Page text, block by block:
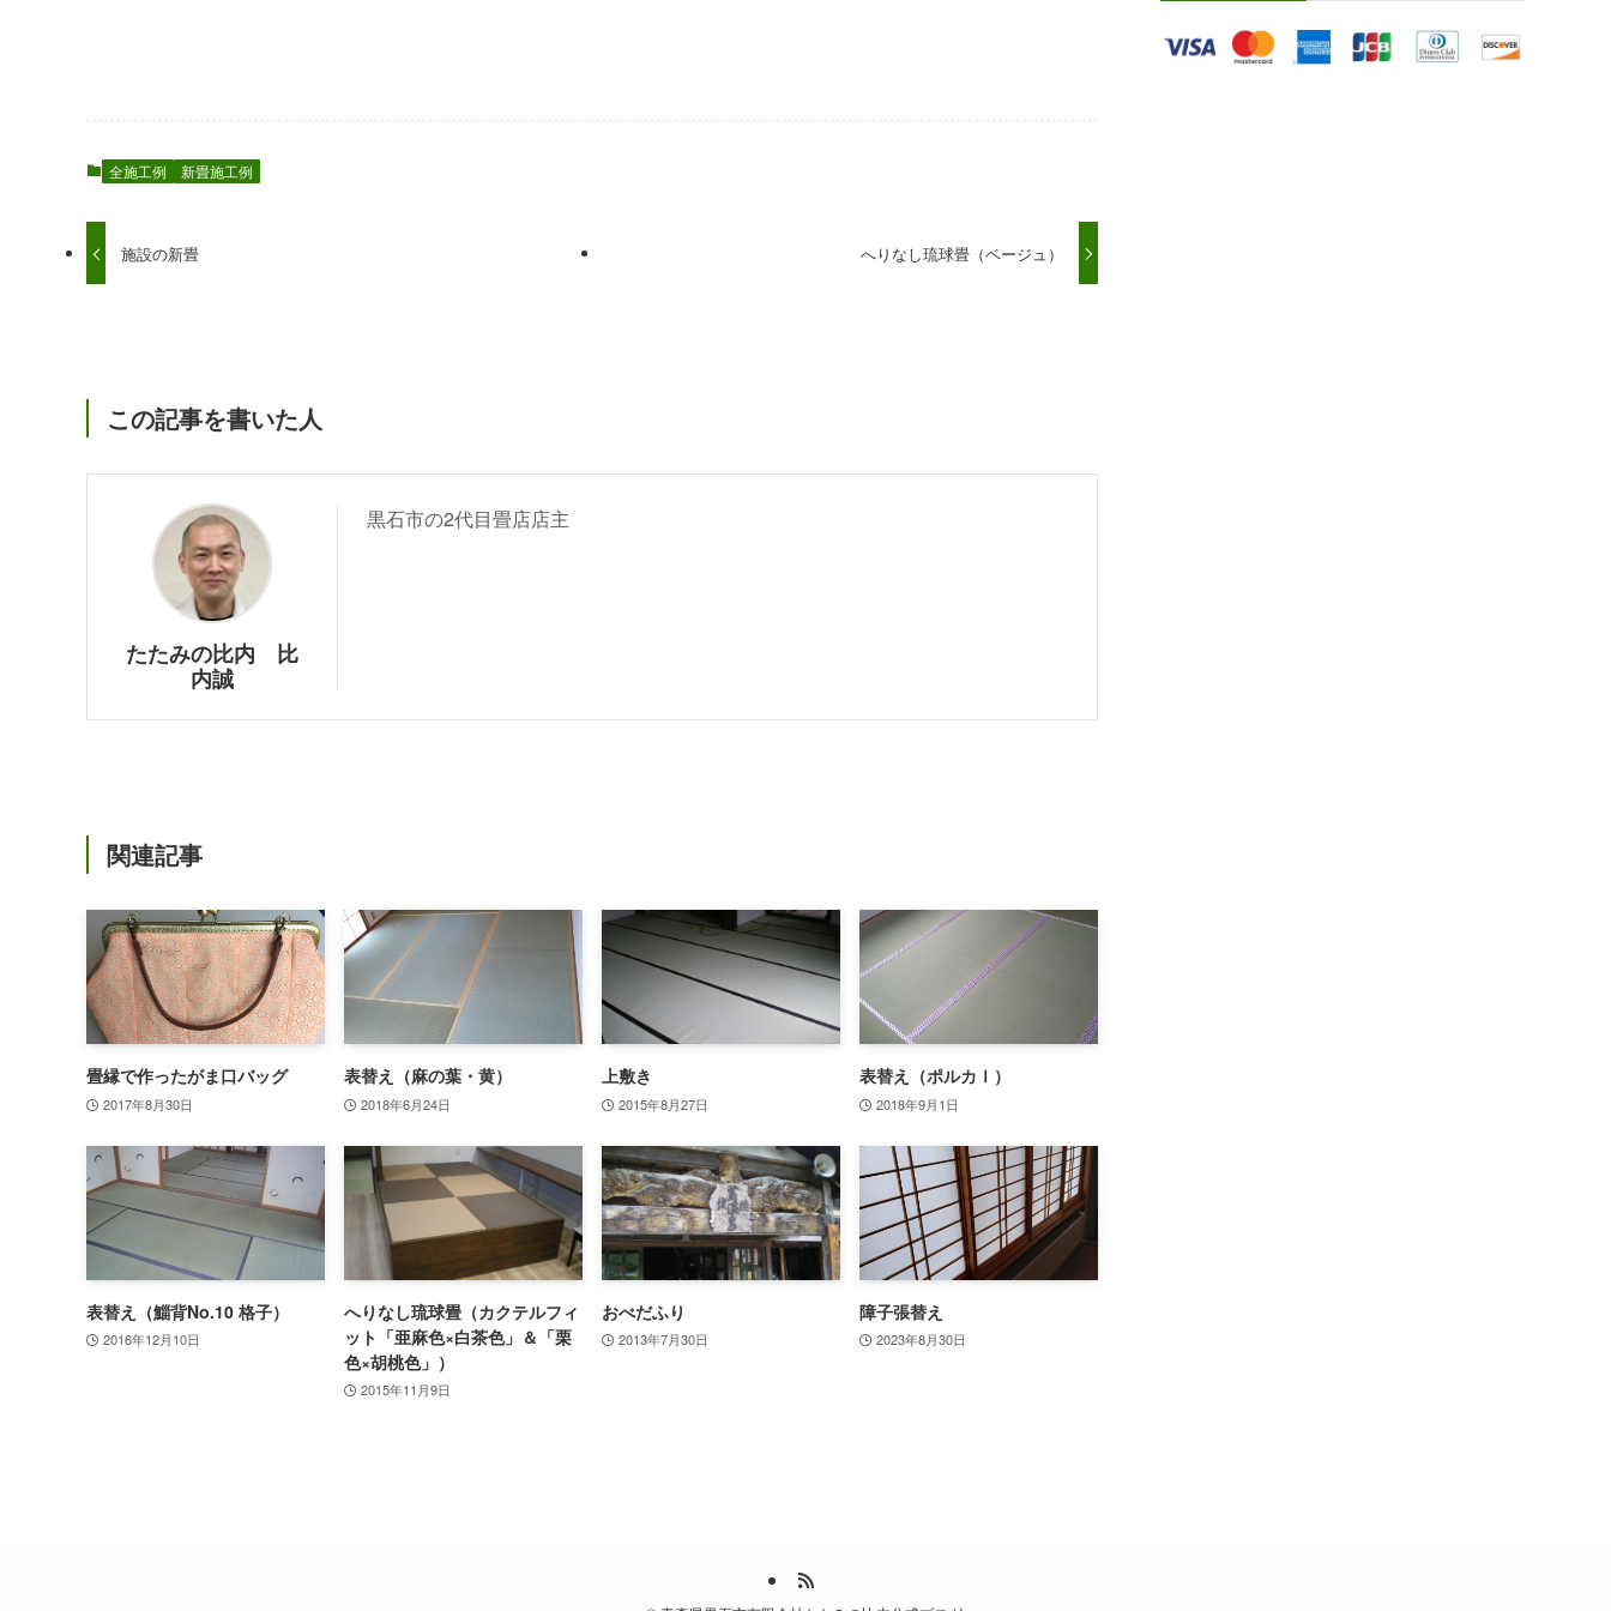
全施工例 新畳施工例
施設の新畳 へりなし琉球畳（ベージュ）
この記事を書いた人
たたみの比内 比
内誠
黒石市の2代目畳店店主
関連記事
畳縁で作ったがま口バッグ
2017年8月30日
表替え（麻の葉・黄）
2018年6月24日
上敷き
2015年8月27日
表替え（ポルカⅠ）
2018年9月1日
表替え（鯔背No.10 格子）
2016年12月10日
へりなし琉球畳（カクテルフィ
ット「亜麻色×白茶色」＆「栗
色×胡桃色」）
2015年11月9日
おべだふり
2013年7月30日
障子張替え
2023年8月30日